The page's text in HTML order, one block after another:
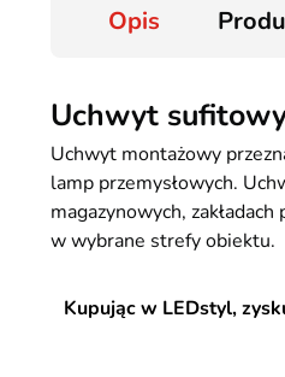
Opis
Uchwyt
Uchwyt montażowy
lamp przemysłowych.
magazynowych,
w wybrane strefy obiektu.
Kupując w LEDstyl,